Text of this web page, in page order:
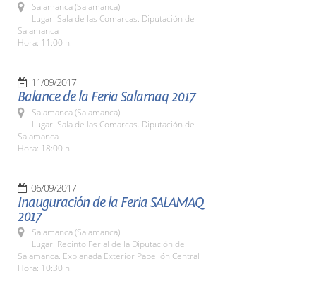
Salamanca (Salamanca)
Lugar: Sala de las Comarcas. Diputación de
Salamanca
Hora: 11:00 h.
11/09/2017
Balance de la Feria Salamaq 2017
Salamanca (Salamanca)
Lugar: Sala de las Comarcas. Diputación de
Salamanca
Hora: 18:00 h.
06/09/2017
Inauguración de la Feria SALAMAQ
2017
Salamanca (Salamanca)
Lugar: Recinto Ferial de la Diputación de
Salamanca. Explanada Exterior Pabellón Central
Hora: 10:30 h.